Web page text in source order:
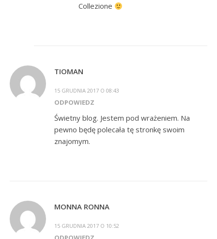
Collezione
TIOMAN
15 GRUDNIA 2017 O 08:43
ODPOWIEDZ
Świetny blog. Jestem pod wrażeniem. Na
pewno będę polecała tę stronkę swoim
znajomym.
MONNA RONNA
15 GRUDNIA 2017 O 10:52